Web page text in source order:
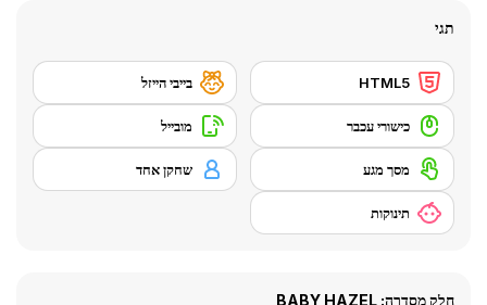
תגי
HTML5 בייבי הייזל
כישורי עכבר מובייל
מסך מגע שחקן אחד
תינוקות
חלק מסדרה: BABY HAZEL